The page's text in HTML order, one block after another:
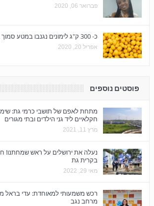
פברואר 06, 2020
כ- 300 ק"ג לימונים נגנבו במטע סמוך לקריית גת
אפריל 20, 2020
פוסטים נוספים
מתחת לאפם של תושבי כרמי גת:
חקלאיים ליד גני הילדים ובתי מגורים
מרץ 11, 2021
נעלה את ירושלים על ראש שמחתנו!
בקרית גת
מאי 29, 2022
רכש משמעותי למאוחדת: עדי בראל
מרחב נגב